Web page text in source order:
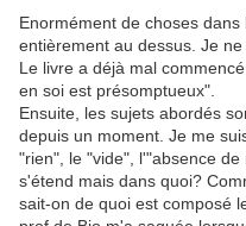
Enormément de choses
entièrement au dessus. Je
Le livre a déjà mal
en soi est présomptueux".
Ensuite, les sujets abordés
depuis un moment. Je me
"rien", le "vide", l'"absence
s'étend mais dans quoi?
sait-on de quoi est composé